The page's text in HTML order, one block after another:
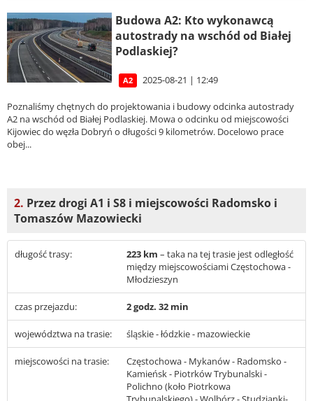
Budowa A2: Kto wykonawcą
autostrady na wschód od Białej
Podlaskiej?
A2 2025-08-21 | 12:49
Poznaliśmy chętnych do projektowania i budowy odcinka autostrady
A2 na wschód od Białej Podlaskiej. Mowa o odcinku od miejscowości
Kijowiec do węzła Dobryń o długości 9 kilometrów. Docelowo prace
obej...
2. Przez drogi A1 i S8 i miejscowości Radomsko i
Tomaszów Mazowiecki
długość trasy: 223 km – taka na tej trasie jest odległość
między miejscowościami Częstochowa -
Młodzieszyn
czas przejazdu: 2 godz. 32 min
województwa na trasie: śląskie - łódzkie - mazowieckie
miejscowości na trasie:
Częstochowa - Mykanów - Radomsko -
Kamieńsk - Piotrków Trybunalski -
Polichno (koło Piotrkowa